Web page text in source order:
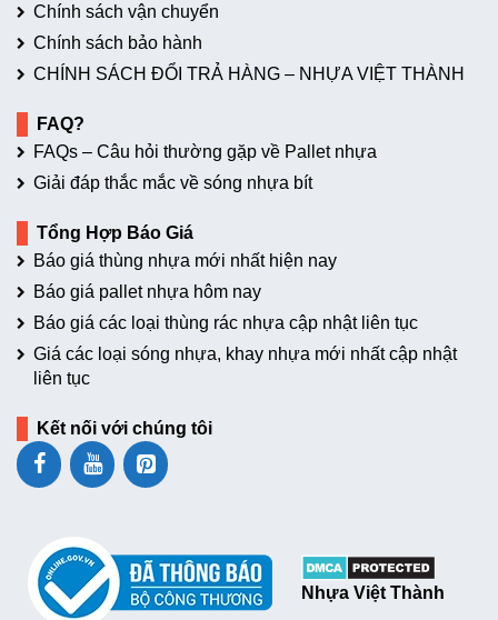
Chính sách vận chuyển
Chính sách bảo hành
CHÍNH SÁCH ĐỔI TRẢ HÀNG – NHỰA VIỆT THÀNH
FAQ?
FAQs – Câu hỏi thường gặp về Pallet nhựa
Giải đáp thắc mắc về sóng nhựa bít
Tổng Hợp Báo Giá
Báo giá thùng nhựa mới nhất hiện nay
Báo giá pallet nhựa hôm nay
Báo giá các loại thùng rác nhựa cập nhật liên tục
Giá các loại sóng nhựa, khay nhựa mới nhất cập nhật
liên tục
Kết nối với chúng tôi
Nhựa Việt Thành